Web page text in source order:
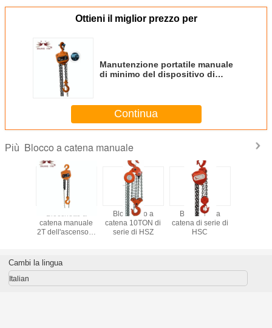
Ottieni il miglior prezzo per
Manutenzione portatile manuale
di minimo del dispositivo di
Continua
Più Blocco a catena manuale
la
di
di
qualità
Blocchetto a
catena manuale
2T dell'ascensore
tirata con la
catena di
Tedesco-qualità a
Blocchetto a
catena 10TON di
serie di HSZ
Blocchetto a
catena di serie di
HSC
Cambi la lingua
Italian